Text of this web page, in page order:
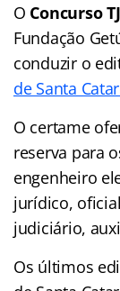
O Concurso
Fundação
conduzir o
de Santa
O certame
reserva para
engenheiro
jurídico,
judiciário,
Os últimos